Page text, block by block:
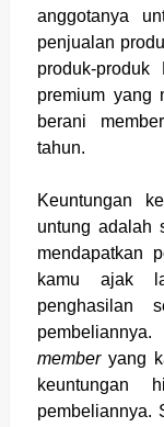
anggotanya
penjualan
produk-
premium yang
berani
tahun.
Keuntungan
untung adalah
mendapatkan
kamu ajak
penghasilan
memberyang
keuntungan
pembeliannya.